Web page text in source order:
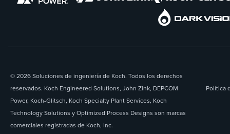
© 2026 Soluciones de ingeniería de Koch. Todos los derechos
reservados. Koch Engineered Solutions, John Zink, DEPCOM
Power, Koch-Glitsch, Koch Specialty Plant Services, Koch
Technology Solutions y Optimized Process Designs son marcas
comerciales registradas de Koch, Inc.
Política